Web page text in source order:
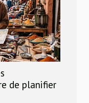
de planifier